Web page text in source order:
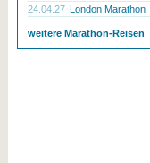
24.04.27 London Marathon
weitere Marathon-Reisen